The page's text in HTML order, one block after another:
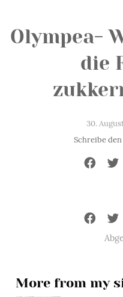
Olympea-
die
30.
Schreibe
More from my